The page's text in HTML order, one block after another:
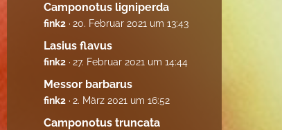
Camponotus ligniperda
fink2 20. Februar 2021 um 13:43
Lasius flavus
fink2 27. Februar 2021 um 14:44
Messor barbarus
fink2 2. März 2021 um 16:52
Camponotus truncata